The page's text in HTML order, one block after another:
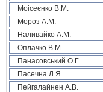
Моісеєнко В.М.
Мороз А.М.
Наливайко А.М.
Оплачко В.М.
Панасовський О.Г.
Пасечна Л.Я.
Пейгалайнен А.В.